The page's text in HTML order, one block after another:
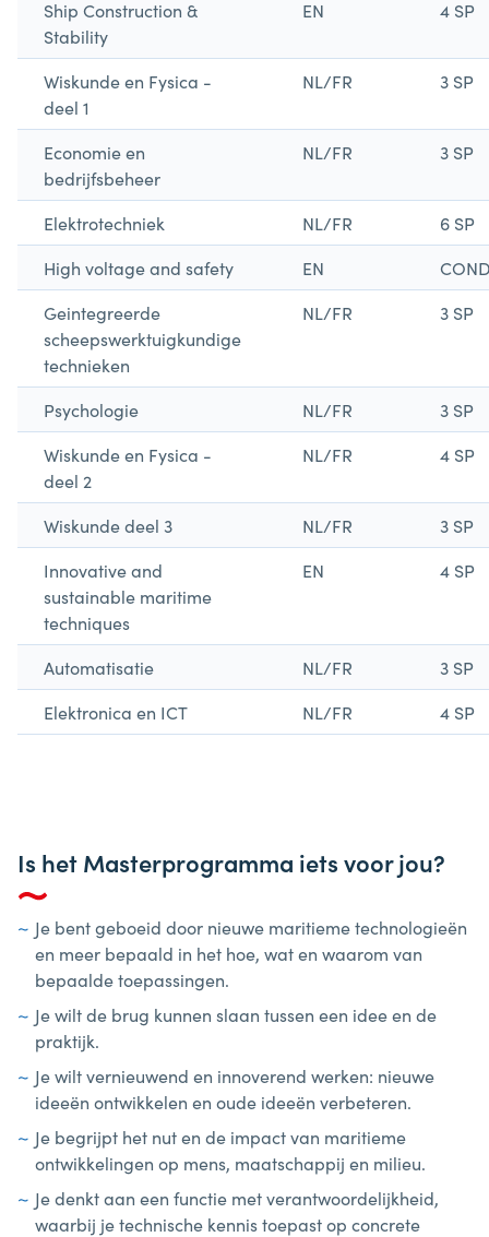
Ship Construction &
Stability
EN 4 SP
Wiskunde en Fysica -
deel 1
NL/FR 3 SP
Economie en
bedrijfsbeheer
NL/FR 3 SP
Elektrotechniek NL/FR
6 SP
High voltage and safety
EN
Geintegreerde
scheepswerktuigkundige
technieken
NL/FR 3 SP
Psychologie NL/FR
3 SP
Wiskunde en Fysica -
deel 2
NL/FR 4 SP
Wiskunde deel 3 NL/FR
3 SP
Innovative and
sustainable maritime
techniques
EN 4 SP
Automatisatie NL/FR
3 SP
Elektronica en ICT
NL/FR 4 SP
Is het Masterprogramma iets voor jou?
Je bent geboeid door nieuwe maritieme technologieën
en meer bepaald in het hoe, wat en waarom van
bepaalde toepassingen.
Je wilt de brug kunnen slaan tussen een idee en de
praktijk.
Je wilt vernieuwend en innoverend werken: nieuwe
ideeën ontwikkelen en oude ideeën verbeteren.
Je begrijpt het nut en de impact van maritieme
ontwikkelingen op mens, maatschappij en milieu.
Je denkt aan een functie met verantwoordelijkheid,
waarbij je technische kennis toepast op concrete